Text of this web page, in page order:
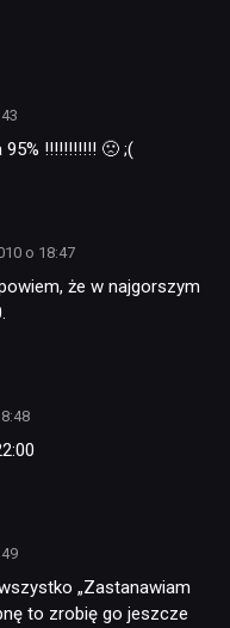
!!!!!!!!!!! 🙁 ;(
o 18:47
że w najgorszym
„Zastanawiam
to zrobię go jeszcze